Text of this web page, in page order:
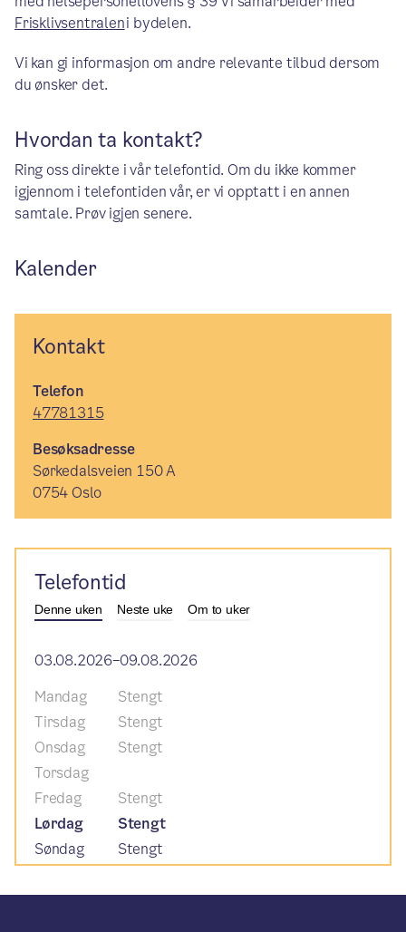
Frisklivsentraleni bydelen.
Vi kan gi informasjon om andre relevante tilbud dersom
du ønsker det.
Hvordan ta kontakt?
Ring oss direkte i vår telefontid. Om du ikke kommer
igjennom i telefontiden vår, er vi opptatt i en annen
samtale. Prøv igjen senere.
Kalender
Kontakt
Telefon
47781315
Besøksadresse
Sørkedalsveien 150 A
0754 Oslo
Telefontid
Denne uken Neste uke Om to uker
03.08.2026–09.08.2026
Mandag
Stengt
Tirsdag
Stengt
Onsdag
Stengt
Torsdag
Fredag
Stengt
Lørdag
Stengt
Søndag
Stengt